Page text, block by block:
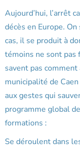
Aujourd’hui, l’arrêt
décès en Europe.
cas, il se produit à
témoins ne sont pas
savent pas
municipalité de
aux gestes qui
programme global
formations :
Se déroulent dans